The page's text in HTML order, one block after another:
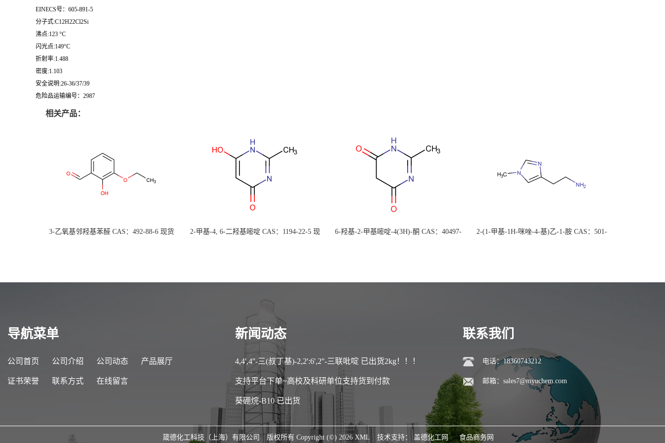
EINECS号：605-891-5
分子式:C12H22Cl2Si
沸点:123 °C
闪光点:149°C
折射率:1.488
密度:1.103
安全说明:26-36/37/39
危险品运输编号：2987
相关产品：
3-乙氧基邻羟基苯醛 CAS：492-88-6 现货
2-甲基-4, 6-二羟基嘧啶 CAS：1194-22-5 现
6-羟基-2-甲基嘧啶-4(3H)-酮 CAS：40497-
2-(1-甲基-1H-咪唑-4-基)乙-1-胺 CAS：501-
导航菜单
公司首页 公司介绍 公司动态 产品展厅
证书荣誉 联系方式 在线留言
新闻动态
4,4',4''-三(叔丁基)-2,2':6',2''-三联吡啶 已出货2kg！！！
支持平台下单~高校及科研单位支持货到付款
葵硼烷-B10 已出货
联系我们
电话：18360743212
邮箱： sales7@myuchem.com
箴德化工科技（上海）有限公司 版权所有 Copyright (©) 2026 XML 技术支持： 盖德化工网 食品商务网